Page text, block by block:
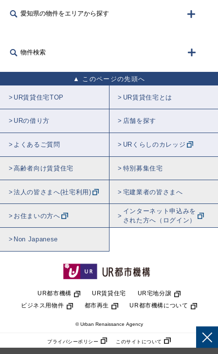
愛知県の物件をエリアから探す
物件検索
このページの先頭へ
UR賃貸住宅TOP UR賃貸住宅とは
URの借り方 店舗を探す
よくあるご質問 URくらしのカレッジ
高齢者向け賃貸住宅 特別募集住宅
法人の皆さまへ(社宅利用) 宅建業者の皆さまへ
お住まいの方へ
インターネット申込みを
された方へ（ログイン）
Non Japanese
UR都市機構 UR賃貸住宅
UR宅地分譲
ビジネス用物件
都市再生 UR都市機構について
© Urban Renaissance Agency
プライバシーポリシー このサイトについて